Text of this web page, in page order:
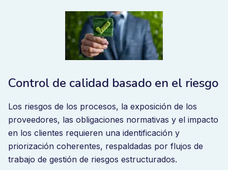
Las medidas correctoras se archivan en hojas de
La certificación puede existir. La gobernanza de la
Un Sistema de Gestión de la Calidad nunca se concibió
para funcionar como un archivo de documentos. Se
concibió como una disciplina de gestión. Un enfoque
estructurado para controlar los procesos, gestionar
los riesgos y garantizar la mejora continua en toda la
organización.
Control de calidad basado en el riesgo
Los riesgos de los procesos, la exposición de los
proveedores, las obligaciones normativas y el impacto
en los clientes requieren una identificación y
priorización coherentes, respaldadas por flujos de
trabajo de gestión de riesgos estructurados.